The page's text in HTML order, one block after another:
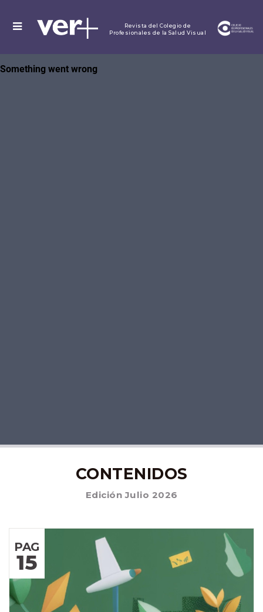
MENU
Revista del Colegio de
Profesionales de la Salud Visual
CONTENIDOS
Edición Julio 2026
PAG
15